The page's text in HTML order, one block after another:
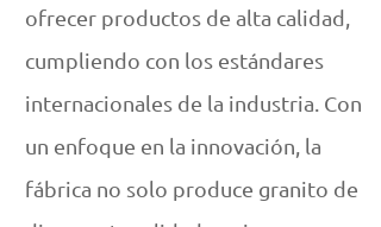
ofrecer productos de alta calidad,
cumpliendo con los estándares
internacionales de la industria. Con
un enfoque en la innovación, la
fábrica no solo produce granito de